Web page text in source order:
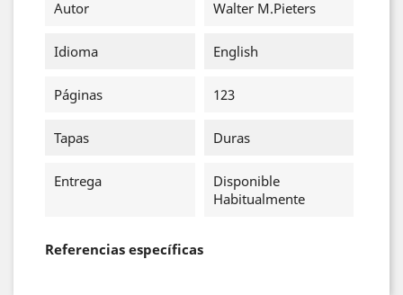
Autor Walter M.Pieters
Idioma English
Páginas 123
Tapas Duras
Entrega
Disponible
Habitualmente
Referencias específicas